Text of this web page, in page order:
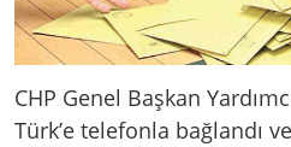
CHP Genel Başkan
Türk’e telefonla bağlandı